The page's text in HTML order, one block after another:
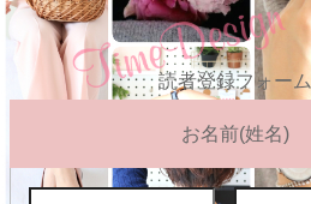
読者登録フォーム
お名前(姓名)